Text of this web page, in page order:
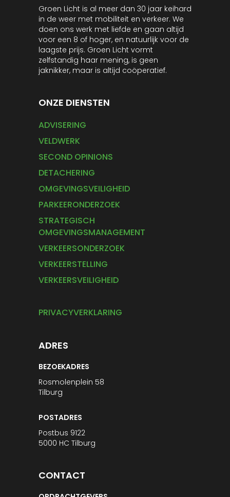
Groen Licht is al meer dan 30 jaar keihard
in de weer met mobiliteit en verkeer. We
doen ons werk met liefde en gaan altijd
voor een 8 of hoger, en natuurlijk voor de
laagste prijs. Groen Licht vormt
zelfstandig haar mening, is geen
jaknikker, maar is altijd coöperatief.
ONZE DIENSTEN
ADVISERING
VELDWERK
SECOND OPINIONS
DETACHERING
OMGEVINGSVEILIGHEID
PARKEERONDERZOEK
STRATEGISCH
OMGEVINGSMANAGEMENT
VERKEERSONDERZOEK
VERKEERSTELLING
VERKEERSVEILIGHEID
PRIVACYVERKLARING
ADRES
BEZOEKADRES
Rosmolenplein 58
Tilburg
POSTADRES
Postbus 9122
5000 HC Tilburg
CONTACT